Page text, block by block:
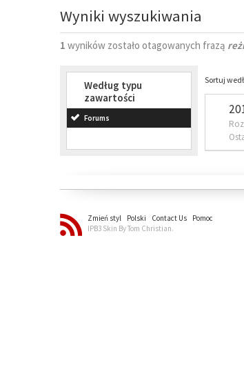
Wyniki wyszukiwania
1 wyników zostało otagowanych frazą
Według typu
zawartości
Forums
Sortuj
Zmień styl Polski Contact Us
Pomoc
IPB3 Skin By Tom Christian.